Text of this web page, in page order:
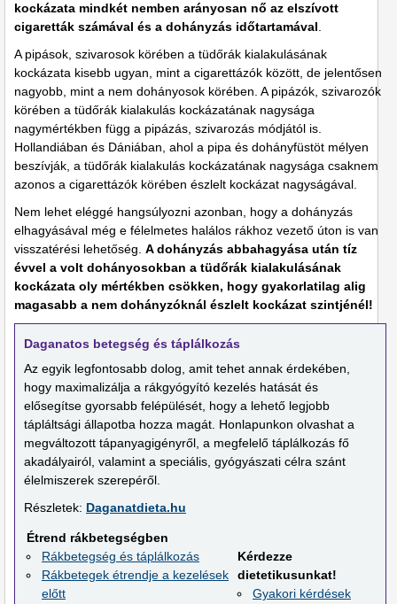
kockázata mindkét nemben arányosan nő az elszívott
cigaretták számával és a dohányzás időtartamával
A pipások, szivarosok körében a tüdőrák kialakulásának
kockázata kisebb ugyan, mint a cigarettázók között, de jelentősen
nagyobb, mint a nem dohányosok körében. A pipázók, szivarozók
körében a tüdőrák kialakulás kockázatának nagysága
nagymértékben függ a pipázás, szivarozás módjától is.
Hollandiában és Dániában, ahol a pipa és dohányfüstöt mélyen
beszívják, a tüdőrák kialakulás kockázatának nagysága csaknem
azonos a cigarettázók körében észlelt kockázat nagyságával.
Nem lehet eléggé hangsúlyozni azonban, hogy a dohányzás
elhagyásával még e félelmetes halálos rákhoz vezető úton is van
visszatérési lehetőség. A dohányzás abbahagyása után tíz
évvel a volt dohányosokban a tüdőrák kialakulásának
kockázata oly mértékben csökken, hogy gyakorlatilag alig
magasabb a nem dohányzóknál észlelt kockázat szintjénél!
Daganatos betegség és táplálkozás
Az egyik legfontosabb dolog, amit tehet annak érdekében,
hogy maximalizálja a rákgyógyító kezelés hatását és
elősegítse gyorsabb felépülését, hogy a lehető legjobb
tápláltsági állapotba hozza magát. Honlapunkon olvashat a
megváltozott tápanyagigényről, a megfelelő táplálkozás fő
akadályairól, valamint a speciális, gyógyászati célra szánt
élelmiszerek szerepéről.
Részletek: Daganatdieta.hu
Étrend rákbetegségben
Rákbetegség és táplálkozás
Rákbetegek étrendje a kezelések
előtt
Kérdezze
dietetikusunkat!
Gyakori kérdések